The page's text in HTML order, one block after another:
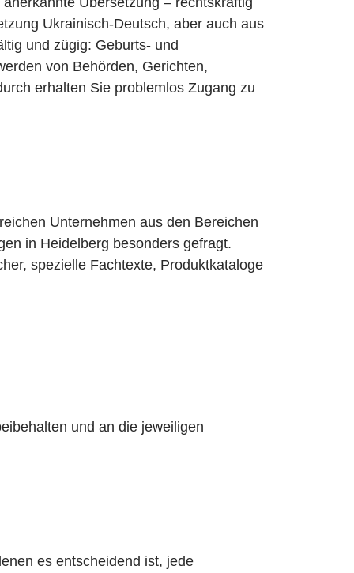
Ukrainisch-Deutsch, aber auch aus
und zügig: Geburts- und
von Behörden, Gerichten,
erhalten Sie problemlos Zugang zu
Unternehmen aus den Bereichen
in Heidelberg besonders gefragt.
spezielle Fachtexte, Produktkataloge
und an die jeweiligen
es entscheidend ist, jede